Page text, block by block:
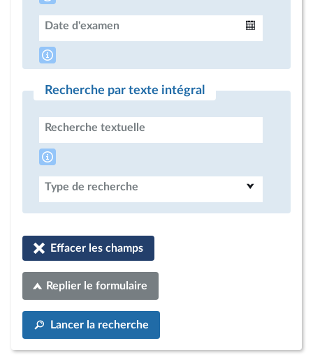
Date d'examen
Recherche par texte intégral
Recherche textuelle
Type de recherche
Effacer les champs
Replier le formulaire
Lancer la recherche